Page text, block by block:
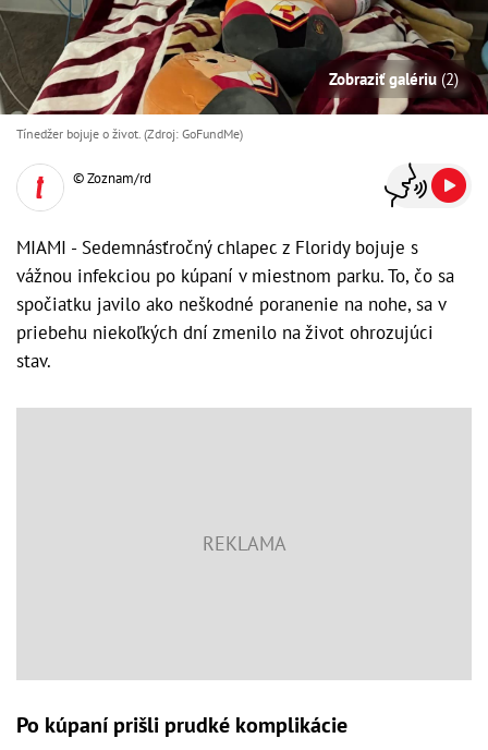
Zobraziť galériu (2)
Tínedžer bojuje o život. (Zdroj: GoFundMe)
© Zoznam/rd
MIAMI - Sedemnásťročný chlapec z Floridy bojuje s
vážnou infekciou po kúpaní v miestnom parku. To, čo sa
spočiatku javilo ako neškodné poranenie na nohe, sa v
priebehu niekoľkých dní zmenilo na život ohrozujúci
stav.
Po kúpaní prišli prudké komplikácie